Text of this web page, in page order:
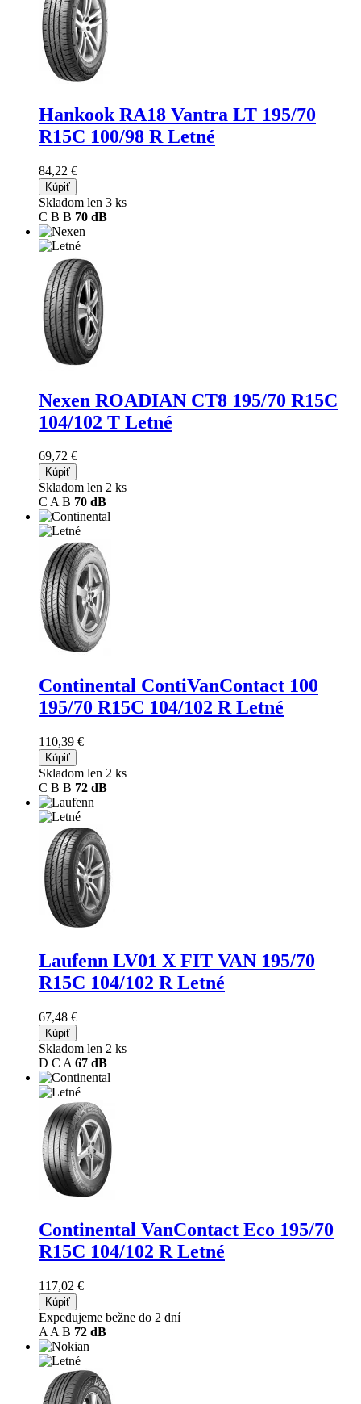
Hankook RA18 Vantra LT 195/70
R15C 100/98 R Letné
84,22 €
Kúpiť
Skladom len 3 ks
C B B 70 dB
Nexen ROADIAN CT8 195/70 R15C
104/102 T Letné
69,72 €
Kúpiť
Skladom len 2 ks
C A B 70 dB
Continental ContiVanContact 100
195/70 R15C 104/102 R Letné
110,39 €
Kúpiť
Skladom len 2 ks
C B B 72 dB
Laufenn LV01 X FIT VAN 195/70
R15C 104/102 R Letné
67,48 €
Kúpiť
Skladom len 2 ks
D C A 67 dB
Continental VanContact Eco 195/70
R15C 104/102 R Letné
117,02 €
Kúpiť
Expedujeme bežne do 2 dní
A A B 72 dB